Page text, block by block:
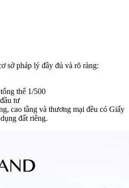
sở pháp lý đầy đủ và rõ ràng:
thể 1/500
tư
cao tầng và thương mại đều có Giấy
đất riêng.